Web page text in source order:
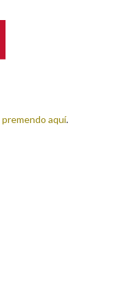
premendo aquí.